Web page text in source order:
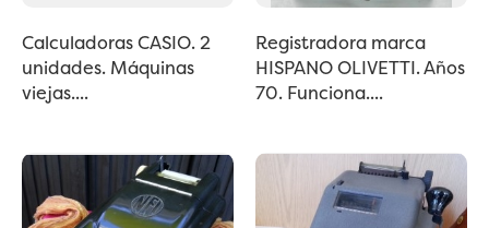
Calculadoras CASIO. 2
unidades. Máquinas
viejas....
Registradora marca
HISPANO OLIVETTI. Años
70. Funciona....